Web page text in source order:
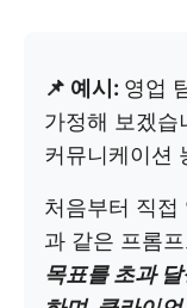
📌 예시: 영업
가정해 보겠습
커뮤니케이션
처음부터 직
과 같은 프롬
목표를 초과